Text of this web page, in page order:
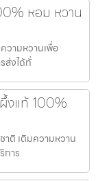
หอม หวาน
วามหวานเพื่อ
ส่งได้ทั่
งแท้ 100%
ติ เติมความหวาน
การ